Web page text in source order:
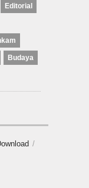
Editorial
Budaya